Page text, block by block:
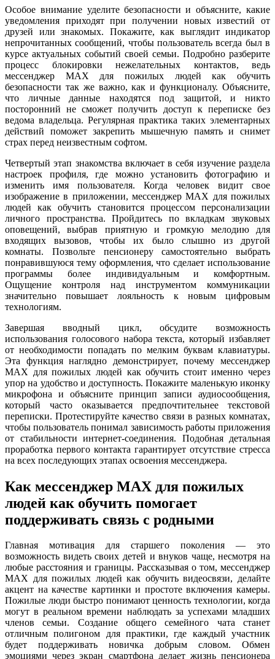
Особое внимание уделите безопасности и объясните, какие
уведомления приходят при получении новых известий от
друзей или знакомых. Покажите, как выглядит индикатор
непрочитанных сообщений, чтобы пользователь всегда был в
курсе актуальных событий своей семьи. Подробно разберите
процесс блокировки нежелательных контактов, ведь
мессенджер MAX для пожилых людей как обучить
безопасности так же важно, как и функционалу. Объясните,
что личные данные находятся под защитой, и никто
посторонний не сможет получить доступ к переписке без
ведома владельца. Регулярная практика таких элементарных
действий поможет закрепить мышечную память и снимет
страх перед неизвестным софтом.
Четвертый этап знакомства включает в себя изучение раздела
настроек профиля, где можно установить фотографию и
изменить имя пользователя. Когда человек видит свое
изображение в приложении, мессенджер MAX для пожилых
людей как обучить становится процессом персонализации
личного пространства. Пройдитесь по вкладкам звуковых
оповещений, выбрав приятную и громкую мелодию для
входящих вызовов, чтобы их было слышно из другой
комнаты. Позвольте пенсионеру самостоятельно выбрать
понравившуюся тему оформления, что сделает использование
программы более индивидуальным и комфортным.
Ощущение контроля над инструментом коммуникации
значительно повышает лояльность к новым цифровым
технологиям.
Завершая вводный цикл, обсудите возможность
использования голосового набора текста, который избавляет
от необходимости попадать по мелким буквам клавиатуры.
Эта функция наглядно демонстрирует, почему мессенджер
MAX для пожилых людей как обучить стоит именно через
упор на удобство и доступность. Покажите маленькую иконку
микрофона и объясните принцип записи аудиосообщения,
который часто оказывается предпочтительнее текстовой
переписки. Протестируйте качество связи в разных комнатах,
чтобы пользователь понимал зависимость работы приложения
от стабильности интернет-соединения. Подобная детальная
проработка первого контакта гарантирует отсутствие стресса
на всех последующих этапах освоения мессенджера.
Как мессенджер MAX для пожилых
людей как обучить помогает
поддерживать связь с родными
Главная мотивация для старшего поколения — это
возможность видеть своих детей и внуков чаще, несмотря на
любые расстояния и границы. Рассказывая о том, мессенджер
MAX для пожилых людей как обучить видеосвязи, делайте
акцент на качестве картинки и простоте включения камеры.
Пожилые люди быстро понимают ценность технологии, когда
могут в реальном времени наблюдать за успехами младших
членов семьи. Создание общего семейного чата станет
отличным полигоном для практики, где каждый участник
будет поддерживать новичка добрым словом. Обмен
эмоциями через экран смартфона делает жизнь пенсионера